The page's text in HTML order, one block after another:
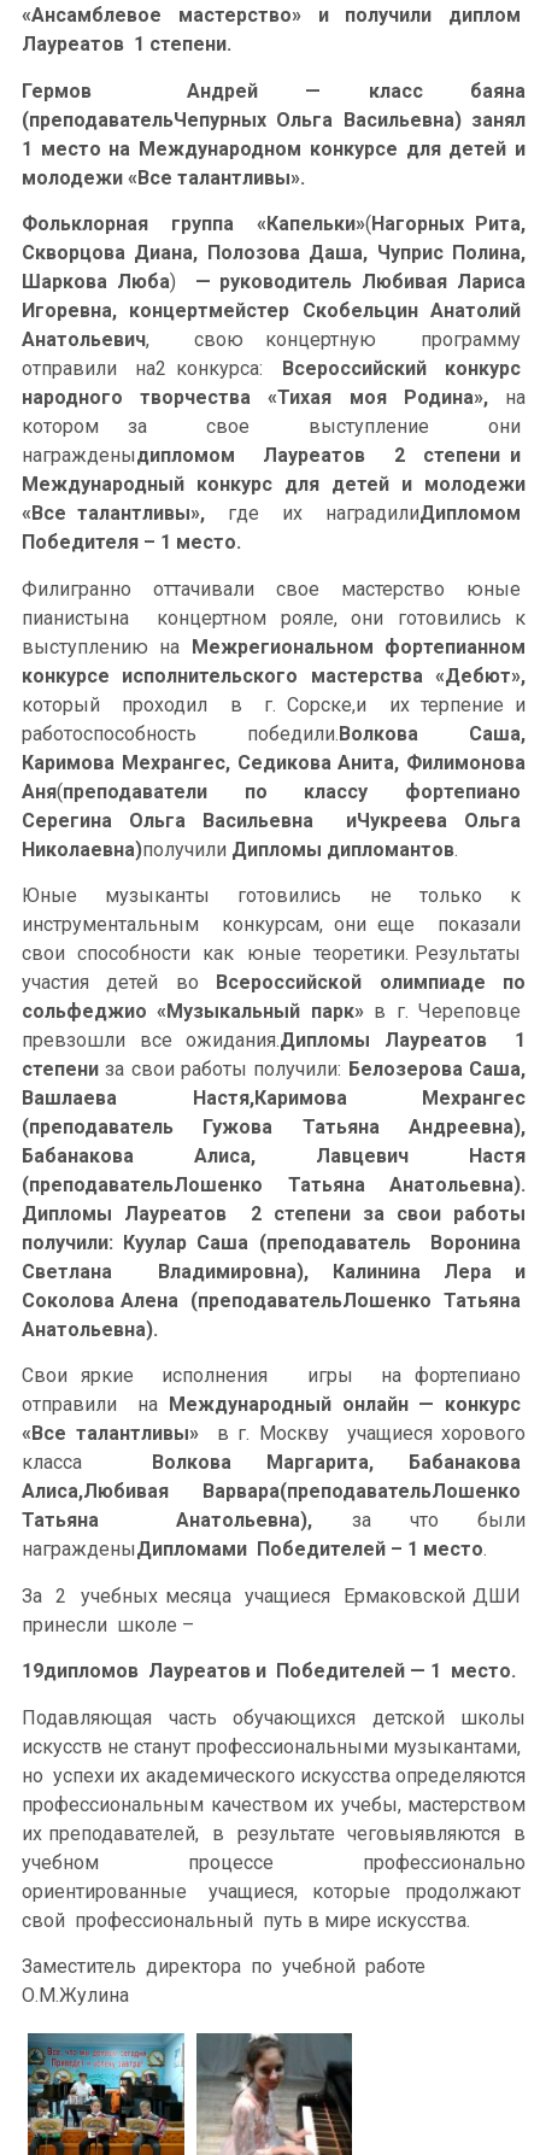
«Ансамблевое мастерство» и получили диплом
Лауреатов 1 степени.
Гермов Андрей — класс баяна
(преподавательЧепурных Ольга Васильевна) занял
1 место на Международном конкурсе для детей и
молодежи «Все талантливы».
Фольклорная группа «Капельки»( Нагорных Рита,
Скворцова Диана, Полозова Даша, Чуприс Полина,
Шаркова Люба) — руководитель Любивая Лариса
Игоревна, концертмейстер Скобельцин Анатолий
Анатольевич, свою концертную программу
отправили на2 конкурса:
Всероссийский конкурс
народного творчества «Тихая моя Родина», на
котором за свое выступление они
награжденыдипломом Лауреатов 2 степени и
Международный конкурс для детей и молодежи
«Все талантливы», где их наградилиДипломом
Победителя – 1 место.
Филигранно оттачивали свое мастерство юные
пианистына концертном рояле, они готовились к
выступлению на Межрегиональном фортепианном
конкурсе исполнительского мастерства «Дебют»,
который проходил в г. Сорске,и их терпение и
работоспособность победили.Волкова Саша,
Каримова Мехрангес, Седикова Анита, Филимонова
Аня(преподаватели по классу фортепиано
Серегина Ольга Васильевна иЧукреева Ольга
Николаевна)получили Дипломы дипломантов.
Юные музыканты готовились не только к
инструментальным конкурсам, они еще показали
свои способности как юные теоретики. Результаты
участия детей во Всероссийской олимпиаде по
сольфеджио «Музыкальный парк» в г. Череповце
превзошли все ожидания.Дипломы Лауреатов 1
степениза свои работы получили: Белозерова Саша,
Вашлаева Настя,Каримова Мехрангес
(преподаватель Гужова Татьяна Андреевна),
Бабанакова Алиса, Лавцевич Настя
(преподавательЛошенко Татьяна Анатольевна).
Дипломы Лауреатов 2 степени за свои работы
получили: Куулар Саша (преподаватель Воронина
Светлана Владимировна), Калинина Лера и
Соколова Алена (преподавательЛошенко Татьяна
Анатольевна).
Свои яркие исполнения игры на фортепиано
отправили на
Международный онлайн — конкурс
«Все талантливы» в г. Москву учащиеся хорового
класса
Волкова Маргарита, Бабанакова
Алиса,Любивая Варвара(преподавательЛошенко
Татьяна Анатольевна), за что были
награжденыДипломами Победителей – 1 место.
За 2 учебных месяца учащиеся Ермаковской ДШИ
принесли школе –
19дипломов Лауреатов и Победителей — 1 место.
Подавляющая часть обучающихся детской школы
искусств не станут профессиональными музыкантами,
но успехи их академического искусства определяются
профессиональным качеством их учебы, мастерством
их преподавателей, в результате чеговыявляются в
учебном процессе профессионально
ориентированные учащиеся, которые продолжают
свой профессиональный путь в мире искусства.
Заместитель директора по учебной работе
О.М.Жулина